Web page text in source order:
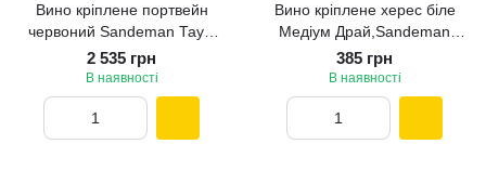
Вино кріплене портвейн
червоний Sandeman Тауні
20р, Sogrape Vinhos 0,75л
2 535 грн
В наявності
Вино кріплене херес біле
Медіум Драй,Sandeman
Jerez 0,75л
385 грн
В наявності